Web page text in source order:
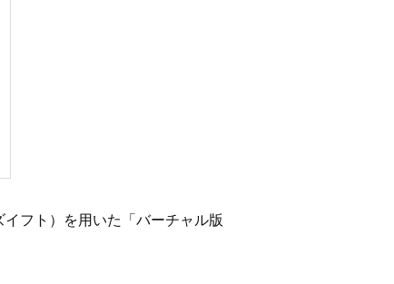
フト）を用いた「バーチャル版